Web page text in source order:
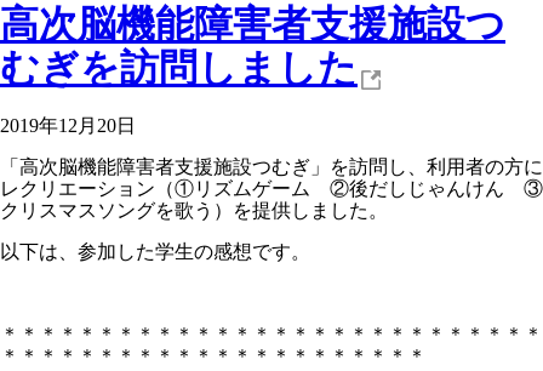
高次脳機能障害者支援施設つ
むぎを訪問しました
2019年12月20日
「高次脳機能障害者支援施設つむぎ」を訪問し、利用者の方に
レクリエーション（①リズムゲーム ②後だしじゃんけん ③
クリスマスソングを歌う）を提供しました。
以下は、参加した学生の感想です。
＊＊＊＊＊＊＊＊＊＊＊＊＊＊＊＊＊＊＊＊＊＊＊＊＊＊＊＊
＊＊＊＊＊＊＊＊＊＊＊＊＊＊＊＊＊＊＊＊＊＊